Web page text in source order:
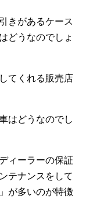
きがあるケース
どうなのでしょ
てくれる販売店
はどうなのでし
ィーラーの保証
テナンスをして
が多いのが特徴